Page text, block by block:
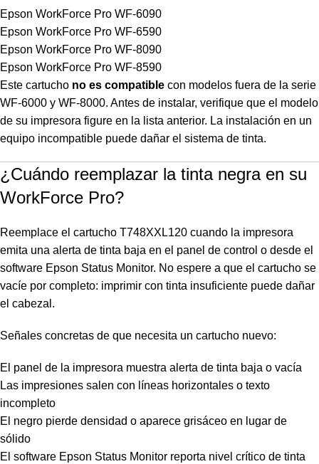
Epson WorkForce Pro WF-6090
Epson WorkForce Pro WF-6590
Epson WorkForce Pro WF-8090
Epson WorkForce Pro WF-8590
Este cartucho no es compatible con modelos fuera de la serie
WF-6000 y WF-8000. Antes de instalar, verifique que el modelo
de su impresora figure en la lista anterior. La instalación en un
equipo incompatible puede dañar el sistema de tinta.
¿Cuándo reemplazar la tinta negra en su
WorkForce Pro?
Reemplace el cartucho T748XXL120 cuando la impresora
emita una alerta de tinta baja en el panel de control o desde el
software Epson Status Monitor. No espere a que el cartucho se
vacíe por completo: imprimir con tinta insuficiente puede dañar
el cabezal.
Señales concretas de que necesita un cartucho nuevo:
El panel de la impresora muestra alerta de tinta baja o vacía
Las impresiones salen con líneas horizontales o texto
incompleto
El negro pierde densidad o aparece grisáceo en lugar de
sólido
El software Epson Status Monitor reporta nivel crítico de tinta